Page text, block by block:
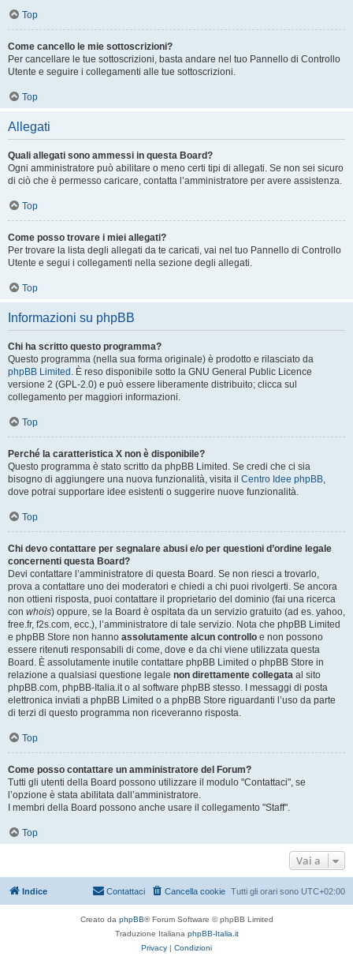
Top
Come cancello le mie sottoscrizioni?
Per cancellare le tue sottoscrizioni, basta andare nel tuo Pannello di Controllo
Utente e seguire i collegamenti alle tue sottoscrizioni.
Top
Allegati
Quali allegati sono ammessi in questa Board?
Ogni amministratore può abilitare o meno certi tipi di allegati. Se non sei sicuro
di ciò che è permesso caricare, contatta l’amministratore per avere assistenza.
Top
Come posso trovare i miei allegati?
Per trovare la lista degli allegati da te caricati, vai nel tuo Pannello di Controllo
Utente e segui i collegamenti nella sezione degli allegati.
Top
Informazioni su phpBB
Chi ha scritto questo programma?
Questo programma (nella sua forma originale) è prodotto e rilasciato da
phpBB Limited . È reso disponibile sotto la GNU General Public Licence
versione 2 (GPL-2.0) e può essere liberamente distribuito; clicca sul
collegamento per maggiori informazioni.
Top
Perché la caratteristica X non è disponibile?
Questo programma è stato scritto da phpBB Limited. Se credi che ci sia
bisogno di aggiungere una nuova funzionalità, visita il Centro Idee phpBB,
dove potrai supportare idee esistenti o suggerire nuove funzionalità.
Top
Chi devo contattare per segnalare abusi e/o per questioni d’ordine legale
concernenti questa Board?
Devi contattare l’amministratore di questa Board. Se non riesci a trovarlo,
prova a contattare uno dei moderatori e chiedi a chi puoi rivolgerti. Se ancora
non ottieni risposta, puoi contattare il proprietario del dominio (fai una ricerca
con whois) oppure, se la Board è ospitata da un servizio gratuito (ad es. yahoo,
free.fr, f2s.com, ecc.), l’amministratore di tale servizio. Nota che phpBB Limited
e phpBB Store non hanno assolutamente alcun controllo e non possono
essere ritenuti responsabili di come, dove e da chi viene utilizzata questa
Board. È assolutamente inutile contattare phpBB Limited o phpBB Store in
relazione a qualsiasi questione legale non direttamente collegata al sito
phpBB.com, phpBB-Italia.it o al software phpBB stesso. I messaggi di posta
elettronica inviati a phpBB Limited o a phpBB Store riguardanti l’uso da parte
di terzi di questo programma non riceveranno risposta.
Top
Come posso contattare un amministratore del Forum?
Tutti gli utenti della Board possono utilizzare il modulo "Contattaci", se
l’opzione è stata abilitata dall’amministratore.
I membri della Board possono anche usare il collegamento "Staff".
Top
Vai a
Indice Tutti gli orari sono UTC+02:00
Cancella cookie
Contattaci
Creato da phpBB® Forum Software © phpBB Limited
Traduzione Italiana phpBB-Italia.it
Privacy | Condizioni